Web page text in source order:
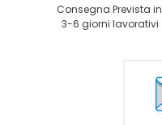
Consegna Prevista in
3-6 giorni lavorativi